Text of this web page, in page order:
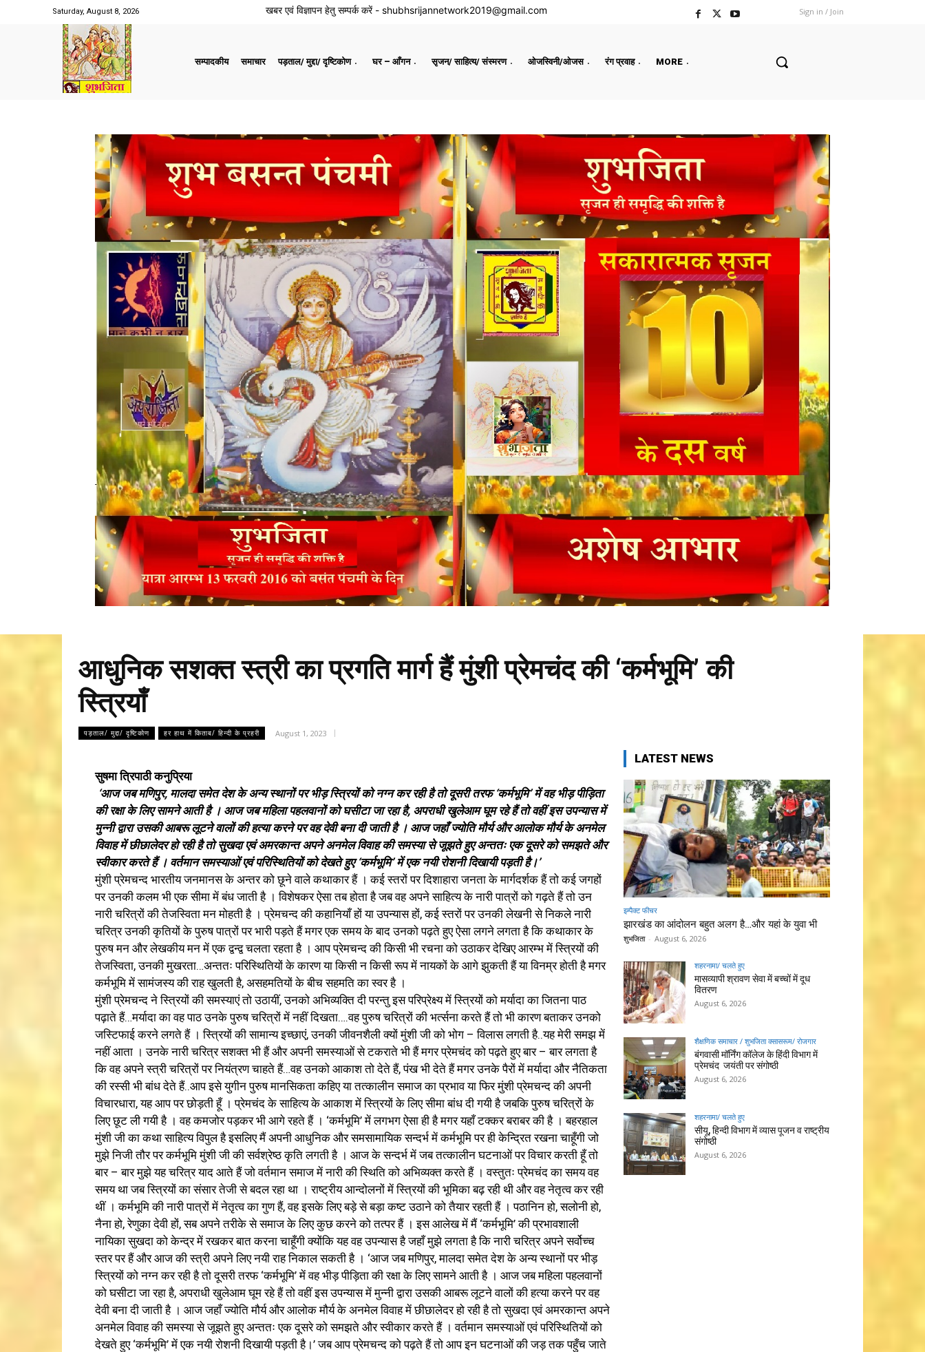
Saturday, August 8, 2026 खबर एवं विज्ञापन हेतु सम्पर्क करें - shubhsrijannetwork2019@gmail.com Sign in / Join
सम्पादकीय समाचार पड़ताल/ मुद्दा/ दृष्टिकोण घर – आँगन सृजन/ साहित्य/ संस्मरण ओजस्विनी/ओजस रंग प्रवाह MORE
आधुनिक सशक्त स्त्री का प्रगति मार्ग हैं मुंशी प्रेमचंद की ‘कर्मभूमि’ की
स्त्रियाँ
पड़ताल/ मुद्दा/ दृष्टिकोण हर हाथ में किताब/ हिन्दी के प्रहरी August 1, 2023
सुषमा त्रिपाठी कनुप्रिया
‘आज जब मणिपुर, मालदा समेत देश के अन्य स्थानों पर भीड़ स्त्रियों को नग्न कर रही है तो दूसरी तरफ ‘कर्मभूमि’ में वह भीड़ पीड़िता
की रक्षा के लिए सामने आती है । आज जब महिला पहलवानों को घसीटा जा रहा है, अपराधी खुलेआम घूम रहे हैं तो वहीं इस उपन्यास में
मुन्नी द्वारा उसकी आबरू लूटने वालों की हत्या करने पर वह देवी बना दी जाती है । आज जहाँ ज्योति मौर्य और आलोक मौर्य के अनमेल
विवाह में छीछालेदर हो रही है तो सुखदा एवं अमरकान्त अपने अनमेल विवाह की समस्या से जूझते हुए अन्ततः एक दूसरे को समझते और
स्वीकार करते हैं । वर्तमान समस्याओं एवं परिस्थितियों को देखते हुए ‘कर्मभूमि’ में एक नयी रोशनी दिखायी पड़ती है।’
मुंशी प्रेमचन्द भारतीय जनमानस के अन्तर को छूने वाले कथाकार हैं । कई स्तरों पर दिशाहारा जनता के मार्गदर्शक हैं तो कई जगहों
पर उनकी कलम भी एक सीमा में बंध जाती है । विशेषकर ऐसा तब होता है जब वह अपने साहित्य के नारी पात्रों को गढ़ते हैं तो उन
नारी चरित्रों की तेजस्विता मन मोहती है । प्रेमचन्द की कहानियाँ हों या उपन्यास हों, कई स्तरों पर उनकी लेखनी से निकले नारी
चरित्र उनकी कृतियों के पुरुष पात्रों पर भारी पड़ते हैं मगर एक समय के बाद उनको पढ़ते हुए ऐसा लगने लगता है कि कथाकार के
पुरुष मन और लेखकीय मन में एक द्वन्द्व चलता रहता है । आप प्रेमचन्द की किसी भी रचना को उठाकर देखिए आरम्भ में स्त्रियों की
तेजस्विता, उनकी मुखरता…अन्ततः परिस्थितियों के कारण या किसी न किसी रूप में नायकों के आगे झुकती हैं या विनम्र होती है मगर
कर्मभूमि में सामंजस्य की राह खुलती है, असहमतियों के बीच सहमति का स्वर है ।
मुंशी प्रेमचन्द ने स्त्रियों की समस्याएं तो उठायीं, उनको अभिव्यक्ति दी परन्तु इस परिप्रेक्ष्य में स्त्रियों को मर्यादा का जितना पाठ
पढ़ाते हैं…मर्यादा का वह पाठ उनके पुरुष चरित्रों में नहीं दिखता….वह पुरुष चरित्रों की भर्त्सना करते हैं तो भी कारण बताकर उनको
जस्टिफाई करने लगते हैं । स्त्रियों की सामान्य इच्छाएं, उनकी जीवनशैली क्यों मुंशी जी को भोग – विलास लगती है..यह मेरी समझ में
नहीं आता । उनके नारी चरित्र सशक्त भी हैं और अपनी समस्याओं से टकराते भी हैं मगर प्रेमचंद को पढ़ते हुए बार – बार लगता है
कि वह अपने स्त्री चरित्रों पर नियंत्रण चाहते हैं…वह उनको आकाश तो देते हैं, पंख भी देते हैं मगर उनके पैरों में मर्यादा और नैतिकता
की रस्सी भी बांध देते हैं..आप इसे युगीन पुरुष मानसिकता कहिए या तत्कालीन समाज का प्रभाव या फिर मुंशी प्रेमचन्द की अपनी
विचारधारा, यह आप पर छोड़ती हूँ । प्रेमचंद के साहित्य के आकाश में स्त्रियों के लिए सीमा बांध दी गयी है जबकि पुरुष चरित्रों के
लिए छूट ली गयी है । वह कमजोर पड़कर भी आगे रहते हैं । ‘कर्मभूमि’ में लगभग ऐसा ही है मगर यहाँ टक्कर बराबर की है । बहरहाल
मुंशी जी का कथा साहित्य विपुल है इसलिए मैं अपनी आधुनिक और समसामायिक सन्दर्भ में कर्मभूमि पर ही केन्द्रित रखना चाहूँगी जो
मुझे निजी तौर पर कर्मभूमि मुंशी जी की सर्वश्रेष्ठ कृति लगती है । आज के सन्दर्भ में जब तत्कालीन घटनाओं पर विचार करती हूँ तो
बार – बार मुझे यह चरित्र याद आते हैं जो वर्तमान समाज में नारी की स्थिति को अभिव्यक्त करते हैं । वस्तुतः प्रेमचंद का समय वह
समय था जब स्त्रियों का संसार तेजी से बदल रहा था । राष्ट्रीय आन्दोलनों में स्त्रियों की भूमिका बढ़ रही थी और वह नेतृत्व कर रही
थीं । कर्मभूमि की नारी पात्रों में नेतृत्व का गुण हैं, वह इसके लिए बड़े से बड़ा कष्ट उठाने को तैयार रहती हैं । पठानिन हो, सलोनी हो,
नैना हो, रेणुका देवी हों, सब अपने तरीके से समाज के लिए कुछ करने को तत्पर हैं । इस आलेख में मैं ‘कर्मभूमि’ की प्रभावशाली
नायिका सुखदा को केन्द्र में रखकर बात करना चाहूँगी क्योंकि यह वह उपन्यास है जहाँ मुझे लगता है कि नारी चरित्र अपने सर्वोच्च
स्तर पर हैं और आज की स्त्री अपने लिए नयी राह निकाल सकती है । ‘आज जब मणिपुर, मालदा समेत देश के अन्य स्थानों पर भीड़
स्त्रियों को नग्न कर रही है तो दूसरी तरफ ‘कर्मभूमि’ में वह भीड़ पीड़िता की रक्षा के लिए सामने आती है । आज जब महिला पहलवानों
को घसीटा जा रहा है, अपराधी खुलेआम घूम रहे हैं तो वहीं इस उपन्यास में मुन्नी द्वारा उसकी आबरू लूटने वालों की हत्या करने पर वह
देवी बना दी जाती है । आज जहाँ ज्योति मौर्य और आलोक मौर्य के अनमेल विवाह में छीछालेदर हो रही है तो सुखदा एवं अमरकान्त अपने
अनमेल विवाह की समस्या से जूझते हुए अन्ततः एक दूसरे को समझते और स्वीकार करते हैं । वर्तमान समस्याओं एवं परिस्थितियों को
देखते हुए ‘कर्मभूमि’ में एक नयी रोशनी दिखायी पड़ती है।’ जब आप प्रेमचन्द को पढ़ते हैं तो आप इन घटनाओं की जड़ तक पहुँच जाते
LATEST NEWS
इम्पैक्ट फीचर
झारखंड का आंदोलन बहुत अलग है…और यहां के युवा भी
शुभजिता - August 6, 2026
शहरनामा/ चलते हुए
मासव्यापी श्रावण सेवा में बच्चों में दूध
वितरण
August 6, 2026
शैक्षणिक समाचार / शुभजिता क्सासरूम/ रोजगार
बंगवासी मॉर्निंग कॉलेज के हिंदी विभाग में
प्रेमचंद जयंती पर संगोष्ठी
August 6, 2026
शहरनामा/ चलते हुए
सीयू, हिन्दी विभाग में व्यास पूजन व राष्ट्रीय
संगोष्ठी
August 6, 2026